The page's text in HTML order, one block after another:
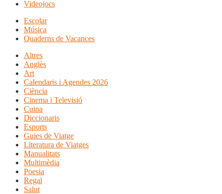
Videojocs
Escolar
Música
Quaderns de Vacances
Altres
Anglès
Art
Calendaris i Agendes 2026
Ciència
Cinema i Televisió
Cuina
Diccionaris
Esports
Guies de Viatge
Literatura de Viatges
Manualitats
Multimèdia
Poesia
Regal
Salut